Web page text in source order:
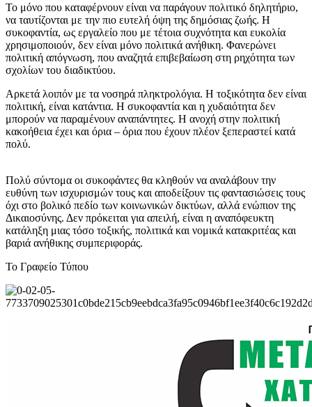
Το μόνο που καταφέρνουν είναι να παράγουν πολιτικό δηλητήριο,
να ταυτίζονται με την πιο ευτελή όψη της δημόσιας ζωής. Η
συκοφαντία, ως εργαλείο που με τέτοια συχνότητα και ευκολία
χρησιμοποιούν, δεν είναι μόνο πολιτικά ανήθικη. Φανερώνει
πολιτική απόγνωση, που αναζητά επιβεβαίωση στη ρηχότητα των
σχολίων του διαδικτύου.
Αρκετά λοιπόν με τα νοσηρά πληκτρολόγια. Η τοξικότητα δεν είναι
πολιτική, είναι κατάντια. Η συκοφαντία και η χυδαιότητα δεν
μπορούν να παραμένουν αναπάντητες. Η ανοχή στην πολιτική
κακοήθεια έχει και όρια – όρια που έχουν πλέον ξεπεραστεί κατά
πολύ.
Πολύ σύντομα οι συκοφάντες θα κληθούν να αναλάβουν την
ευθύνη των ισχυρισμών τους και αποδείξουν τις φαντασιώσεις τους
όχι στο βολικό πεδίο των κοινωνικών δικτύων, αλλά ενώπιον της
Δικαιοσύνης. Δεν πρόκειται για απειλή, είναι η αναπόφευκτη
κατάληξη μιας τόσο τοξικής, πολιτικά και νομικά κατακριτέας και
βαριά ανήθικης συμπεριφοράς.
Το Γραφείο Τύπου